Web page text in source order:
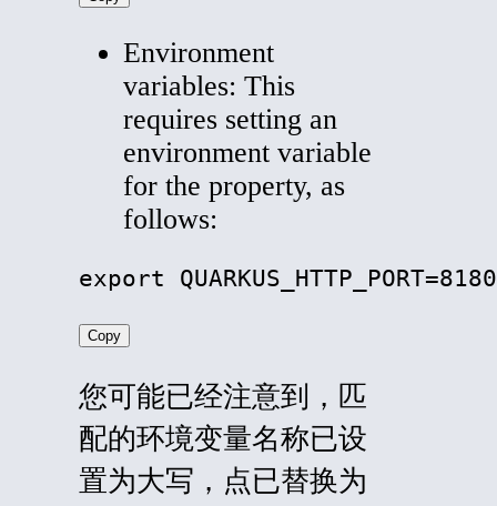
Environment
variables: This
requires setting an
environment variable
for the property, as
follows:
export QUARKUS_HTTP_PORT=8180
Copy
您可能已经注意到，匹
配的环境变量名称已设
置为大写，点已替换为